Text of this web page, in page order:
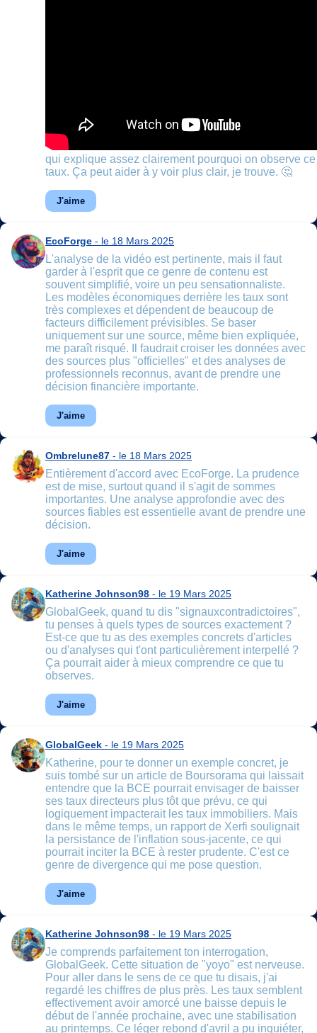
qui explique assez clairement pourquoi on observe
taux. Ça peut aider à y voir plus clair, je trouve. 🤔
J'aime
EcoForge - le 18 Mars 2025
L'analyse de la vidéo est pertinente, mais il faut
garder à l'esprit que ce genre de contenu est
souvent simplifié, voire un peu sensationnaliste.
Les modèles économiques derrière les taux sont
très complexes et dépendent de beaucoup de
facteurs difficilement prévisibles. Se baser
uniquement sur une source, même bien expliquée,
me paraît risqué. Il faudrait croiser les données avec
des sources plus "officielles" et des analyses de
professionnels reconnus, avant de prendre une
décision financière importante.
J'aime
Ombrelune87 - le 18 Mars 2025
Entièrement d'accord avec EcoForge. La prudence
est de mise, surtout quand il s'agit de sommes
importantes. Une analyse approfondie avec des
sources fiables est essentielle avant de prendre une
décision.
J'aime
Katherine Johnson98 - le 19 Mars 2025
GlobalGeek, quand tu dis "signauxcontradictoires",
tu penses à quels types de sources exactement ?
Est-ce que tu as des exemples concrets d'articles
ou d'analyses qui t'ont particulièrement interpellé ?
Ça pourrait aider à mieux comprendre ce que tu
observes.
J'aime
GlobalGeek - le 19 Mars 2025
Katherine, pour te donner un exemple concret, je
suis tombé sur un article de Boursorama qui laissait
entendre que la BCE pourrait envisager de baisser
ses taux directeurs plus tôt que prévu, ce qui
logiquement impacterait les taux immobiliers. Mais
dans le même temps, un rapport de Xerfi soulignait
la persistance de l'inflation sous-jacente, ce qui
pourrait inciter la BCE à rester prudente. C'est ce
genre de divergence qui me pose question.
J'aime
Katherine Johnson98 - le 19 Mars 2025
Je comprends parfaitement ton interrogation,
GlobalGeek. Cette situation de "yoyo" est nerveuse.
Pour aller dans le sens de ce que tu disais, j'ai
regardé les chiffres de plus près. Les taux semblent
effectivement avoir amorcé une baisse depuis le
début de l'année prochaine, avec une stabilisation
au printemps. Ce léger rebond d'avril a pu inquiéter,